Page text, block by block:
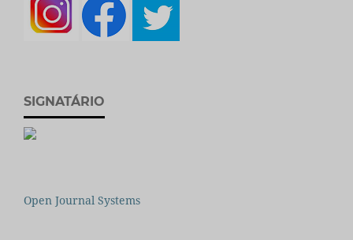
SIGNATÁRIO
Open Journal Systems